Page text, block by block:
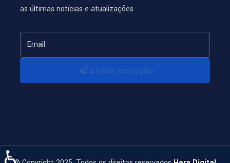
as últimas notícias e atualizações
Enviar Inscrição